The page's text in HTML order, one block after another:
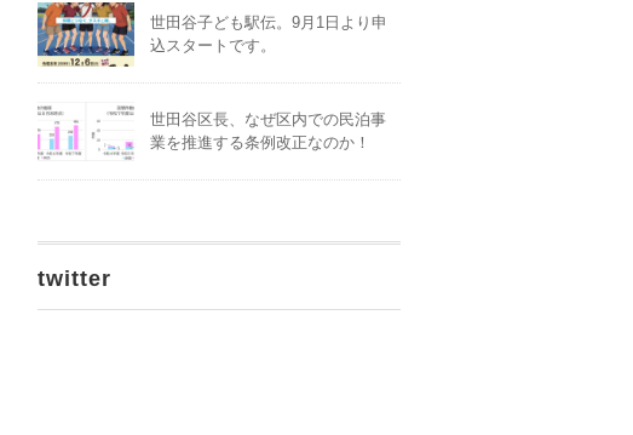
世田谷子ども駅伝。9月1日より申
込スタートです。
世田谷区長、なぜ区内での民泊事
業を推進する条例改正なのか！
twitter